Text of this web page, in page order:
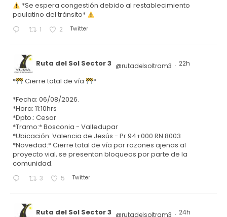
*Se espera congestión debido al restablecimiento
paulatino del tránsito*
1 2 Twitter
Ruta del Sol Sector 3 @rutadelsoltram3 · 22h
* Cierre total de vía
*
*Fecha: 06/08/2026.
*Hora: 11:10hrs
*Dpto.: Cesar
*Tramo:* Bosconia - Valledupar
*Ubicación: Valencia de Jesús - Pr 94+000 RN 8003
*Novedad:* Cierre total de vía por razones ajenas al
proyecto vial, se presentan bloqueos por parte de la
comunidad.
3 5 Twitter
Ruta del Sol Sector 3 @rutadelsoltram3 · 24h